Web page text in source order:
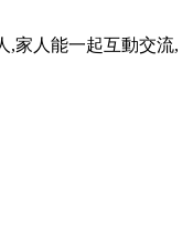
,家人能一起互動交